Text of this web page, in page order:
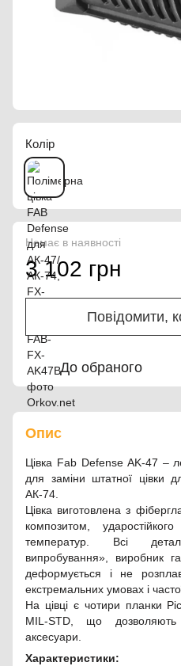
Колір
Немає в наявності
3 102 грн
Повідомити,
До обраного
Опис
Цівка Fab Defense AK-47 –
для заміни штатної цівки
АК-74.
Цівка виготовлена ​​з
композитом,
температур. Всі
випробування», виробник
деформується і не
екстремальних умовах і
На цівці є чотири планки
MIL-STD, що дозволяють
аксесуари.
Характеристики: